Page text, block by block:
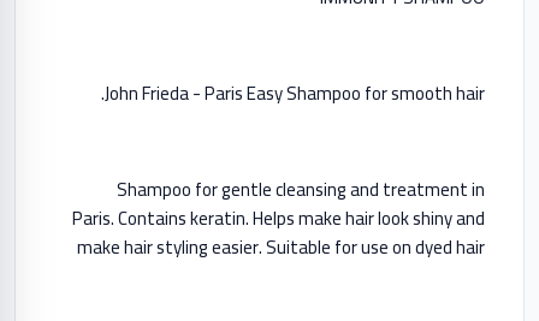
John Frieda - Paris Easy Shampoo for smooth hair.
Shampoo for gentle cleansing and treatment in
Paris. Contains keratin. Helps make hair look shiny and
make hair styling easier. Suitable for use on dyed hair